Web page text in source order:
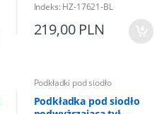
Indeks: HZ-17621-BL
219,00 PLN
Podkładki pod siodło
Podkładka pod siodło